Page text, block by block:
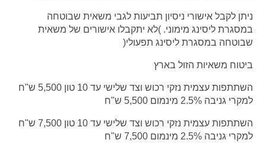
ניתן לקבל אישורי ניסיון תביעות לגבי משאית שבוטחה
במסגרת ליסינג מימוני. )לא יתקבלו אישורים של משאית
שבוטחה במסגרת ליסינג תפעולי(
ביטוח משאיות הזול בארץ
השתתפות עצמית נזקי רכוש וצד שלישי עד 10 טון 5,500 ש"ח
למקרי גניבה 2.5% מינמום 5,500 ש"ח
השתתפות עצמית נזקי רכוש וצד שלישי עד 10 טון 7,500 ש"ח
למקרי גניבה 2.5% מינמום 7,500 ש"ח​